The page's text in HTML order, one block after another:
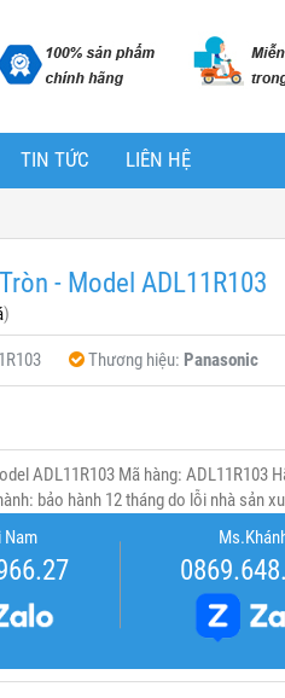
TIN TỨC LIÊN HỆ
- Model ADL11R103
)
Thương hiệu: Panasonic
ADL11R103 Mã hàng: ADL11R103
bảo hành 12 tháng do lỗi nhà sản
Nam